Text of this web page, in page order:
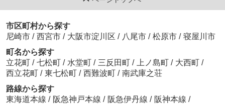
市区町村から探す
尼崎市 / 西宮市 / 大阪市淀川区 / 八尾市 / 松原市 / 寝屋川市
町名から探す
立花町 / 七松町 / 水堂町 / 三反田町 / 上ノ島町 / 大西町 /
西立花町 / 東七松町 / 西難波町 / 南武庫之荘
路線から探す
東海道本線 / 阪急神戸本線 / 阪急伊丹線 / 阪神本線 /